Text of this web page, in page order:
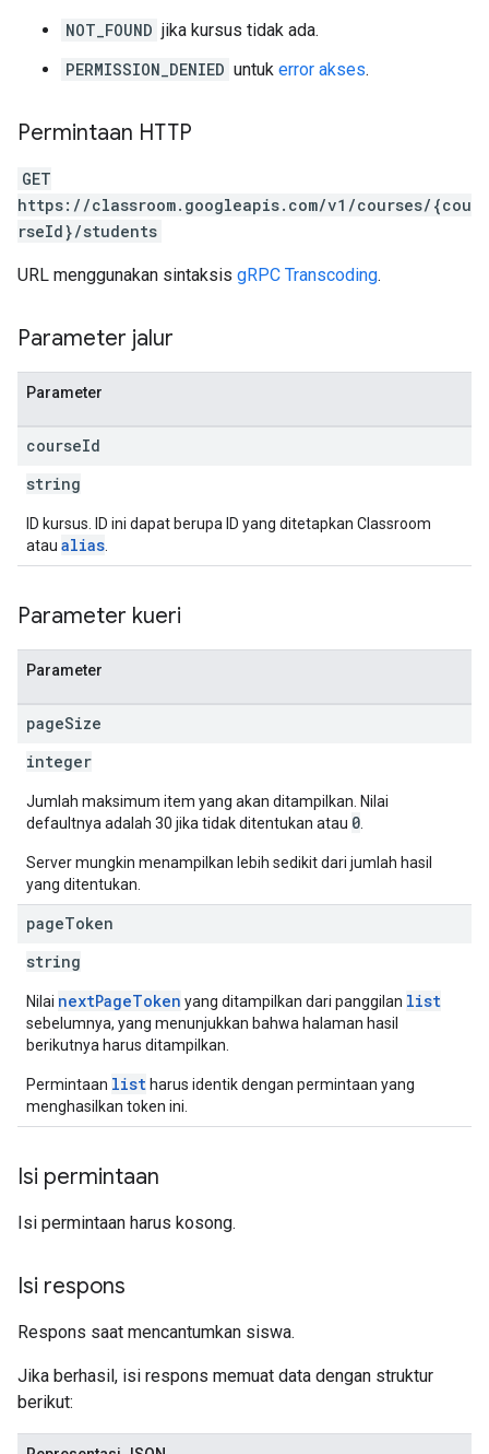
NOT_FOUND jika kursus tidak ada.
PERMISSION_DENIED untuk error akses.
Permintaan HTTP
GET
https://classroom.googleapis.com/v1/courses/{cou
rseId}/students
URL menggunakan sintaksis gRPC Transcoding.
Parameter jalur
Parameter
courseId
string
ID kursus. ID ini dapat berupa ID yang ditetapkan Classroom
atau alias
Parameter kueri
Parameter
pageSize
integer
Jumlah maksimum item yang akan ditampilkan. Nilai
defaultnya adalah 30 jika tidak ditentukan atau 0
Server mungkin menampilkan lebih sedikit dari jumlah hasil
yang ditentukan.
pageToken
string
Nilai nextPageToken yang ditampilkan dari panggilan list
sebelumnya, yang menunjukkan bahwa halaman hasil
berikutnya harus ditampilkan.
Permintaan list harus identik dengan permintaan yang
menghasilkan token ini.
Isi permintaan
Isi permintaan harus kosong.
Isi respons
Respons saat mencantumkan siswa.
Jika berhasil, isi respons memuat data dengan struktur
berikut: